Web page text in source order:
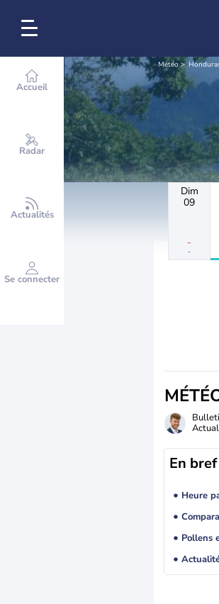
Accueil
Radar
Actualités
Se connecter
Météo
Dim
09
-
-
En bref
Heure
Pollens